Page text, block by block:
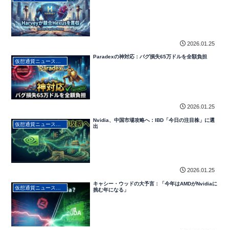
2026.01.25
Paradexの神対応：バグ損失65万ドルを全額負担
2026.01.25
仮想通貨ニュース・最新動向
Nvidia、中国市場攻略へ：IBD「今日の注目株」に選
出
2026.01.25
キャシー・ウッドの大予言：「今年はAMDがNvidiaに
挑む年になる」